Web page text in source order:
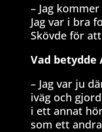
– Jag
Jag var i bra
Skövde för
Vad
– Jag var ju
iväg och
i ett annat
som ett